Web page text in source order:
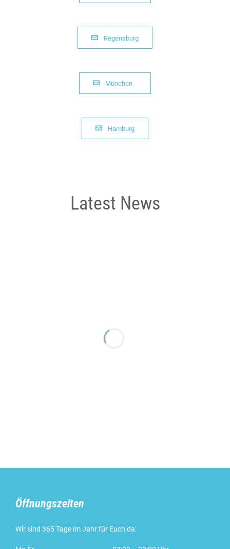
 Regensburg
 München
 Hamburg
Latest News
Öffnungszeiten
Wir sind 365 Tage im Jahr für Euch da: